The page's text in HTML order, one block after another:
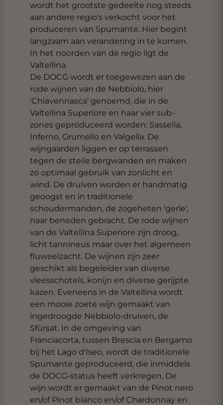
wordt het grootste gedeelte nog steeds
aan andere regio's verkocht voor het
produceren van Spumante. Hier begint
langzaam aan verandering in te komen.
In het noorden van de regio ligt de
Valtellina.
De DOCG wordt er toegewezen aan de
rode wijnen van de Nebbiolo, hier
'Chiavennasca' genoemd, die in de
Valtellina Superiore en haar vier sub-
zones geproduceerd worden: Sassella,
Inferno, Grumello en Valgella. De
wijngaarden liggen er op terrassen
tegen de steile bergwanden en maken
zo optimaal gebruik van zonlicht en
wind. De druiven worden er handmatig
geoogst en in traditionele
schoudermanden, de zogeheten 'gerle',
naar beneden gebracht. De rode wijnen
van de Valtellina Superiore zijn droog,
licht tannineus maar over het algemeen
fluweelzacht. De wijnen zijn zeer
geschikt als begeleider van diverse
vleesschotels, konijn en diverse gerijpte
kazen. Eveneens in de Valtellina wordt
een mooie zoete wijn gemaakt van
ingedroogde Nebbiolo-druiven, de
Sfùrsat. In de omgeving van
Franciacorta, tussen Brescia en Bergamo
bij het Lago d'Iseo, wordt de traditionele
Spumante geproduceerd, die inmiddels
de DOCG-status heeft verkregen. De
wijn wordt er gemaakt van de Pinot nero
en/of Pinot bianco en/of Chardonnay en